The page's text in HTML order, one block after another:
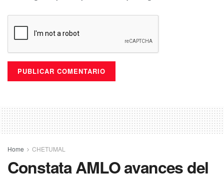
Home CHETUMAL
Constata AMLO avances del